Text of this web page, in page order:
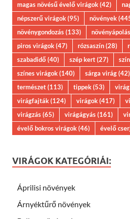
magas növésű évelő virágok(42)
népszerű virágok(95) növények
növénygondozás(133) növényápolás
piros virágok(47) rózsaszín(28)
szabadidő(40) szép kert(27)
színes virágok(140) sárga virág(42)
természet(113) tippek(53) virág
virágfajták(124) virágok(417)
virágzás(65) virágágyás(161)
évelő bokros virágok(46) évelő
VIRÁGOK KATEGÓRIÁI:
Áprilisi növények
Árnyéktűrő növények